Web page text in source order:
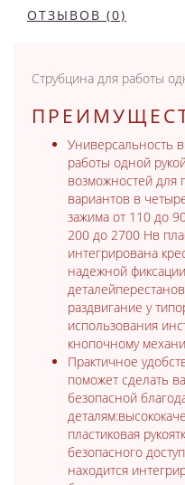
ОТЗЫВОВ (0)
Струбцина для работы
Универсальность
работы одной
возможностей для
вариантов в
зажима от 110 до
200 до 2700 Нв
интегрирована
надежной
раздвигание у
использования
кнопочному
Практичное
поможет сделать
безопасной
пластиковая
безопасного
находится